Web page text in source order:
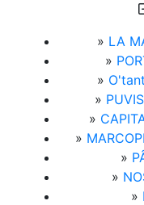
» LA
»
»
»
»
»
»
»
»